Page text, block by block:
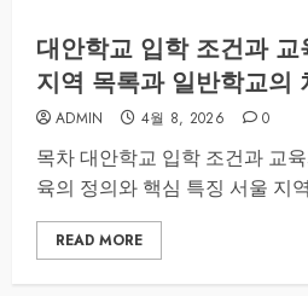
대안학교 입학 조건과
지역 목록과 일반학교의
ADMIN 4월 8, 2026 0
목차 대안학교 입학 조건과 교
육의 정의와 핵심 특징 서울 지
READ MORE